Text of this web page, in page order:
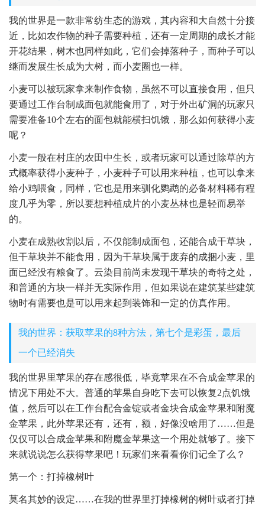
我的世界是一款非常纺生态的游戏，其内容和大自然十分接
近，比如农作物的种子需要种植，还有一定周期的成长才能
开花结果，树木也同样如此，它们会掉落种子，而种子可以
继而发展生长成为大树，而小麦圈也一样。
小麦可以被玩家拿来制作食物，虽然不可以直接食用，但只
要通过工作台制成面包就能食用了，对于外出矿洞的玩家只
需要准备10个左右的面包就能横扫饥饿，那么如何获得小麦
呢？
小麦一般在村庄的农田中生长，或者玩家可以通过除草的方
式概率获得小麦种子，小麦种子可以用来种植，也可以拿来
给小鸡喂食，同样，它也是用来驯化鹦鹉的必备材料稀有程
度几乎为零，所以要想种植成片的小麦丛林也是轻而易举
的。
小麦在成熟收割以后，不仅能制成面包，还能合成干草块，
但干草块并不能食用，因为干草块属于废弃的成捆小麦，里
面已经没有粮食了。云染目前尚未发现干草块的奇特之处，
和普通的方块一样并无实际作用，但如果说在建筑某些建筑
物时有需要也是可以用来起到装饰和一定的仿真作用。
我的世界：获取苹果的8种方法，第七个是彩蛋，最后
一个已经消失
我的世界里苹果的存在感很低，毕竟苹果在不合成金苹果的
情况下用处不大。普通的苹果自身吃下去可以恢复2点饥饿
值，然后可以在工作台配合金锭或者金块合成金苹果和附魔
金苹果，此外苹果还有，还有，额，好像没啥用了……但是
仅仅可以合成金苹果和附魔金苹果这一个用处就够了。接下
来就说说怎么获得苹果吧！玩家们来看看你们记全了么？
第一个：打掉橡树叶
莫名其妙的设定……在我的世界里打掉橡树的树叶或者打掉